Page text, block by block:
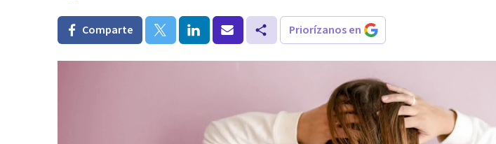
Comparte Priorízanos en